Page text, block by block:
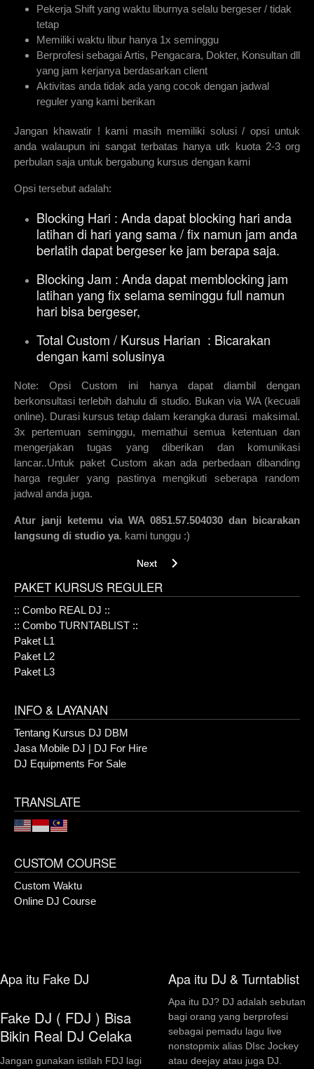
Pekerja Shift yang waktu liburnya selalu bergeser / tidak
tetap
Memiliki waktu libur hanya 1x seminggu
Berprofesi sebagai Artis, Pengacara, Dokter, Konsultan dll
yang jam kerjanya berdasarkan client
Aktivitas anda tidak ada yang cocok dengan jadwal
reguler yang kami berikan
Jangan khawatir ! kami masih memiliki solusi / opsi untuk
anda walaupun ini sangat terbatas hanya utk kuota 2-3 org
perbulan saja untuk bergabung kursus dengan kami
Opsi tersebut adalah:
Blocking Hari : Anda dapat blocking hari anda
latihan di hari yang sama / fix namun jam anda
berlatih dapat bergeser ke jam berapa saja.
Blocking Jam : Anda dapat memblocking jam
latihan yang fix selama seminggu full namun
hari bisa bergeser,
Total Custom / Kursus Harian : Bicarakan
dengan kami solusinya
Note: Opsi Custom ini hanya dapat diambil dengan
berkonsultasi terlebih dahulu di studio. Bukan via WA (kecuali
online). Durasi kursus tetap dalam kerangka durasi maksimal.
3x pertemuan seminggu, memathui semua ketentuan dan
mengerjakan tugas yang diberikan dan komunikasi
lancar..Untuk paket Custom akan ada perbedaan dibanding
harga reguler yang pastinya mengikuti seberapa random
jadwal anda juga.
Atur janji ketemu via WA 0851.57.504030 dan bicarakan
langsung di studio ya. kami tunggu :)
Next article: Online DJ Course
Next
PAKET KURSUS REGULER
:: Combo REAL DJ ::
:: Combo TURNTABLIST ::
Paket L1
Paket L2
Paket L3
INFO & LAYANAN
Tentang Kursus DJ DBM
Jasa Mobile DJ | DJ For Hire
DJ Equipments For Sale
TRANSLATE
CUSTOM COURSE
Custom Waktu
Online DJ Course
Apa itu Fake DJ
Fake DJ ( FDJ ) Bisa
Bikin Real DJ Celaka
Jangan gunakan istilah FDJ lagi
Apa itu DJ & Turntablist
Apa itu DJ? DJ adalah sebutan
bagi orang yang berprofesi
sebagai pemadu lagu live
nonstopmix alias DIsc Jockey
atau deejay atau juga DJ.